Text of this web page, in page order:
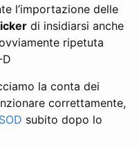
l’importazione delle
di insidiarsi anche
ripetuta
la conta dei
correttamente,
subito dopo lo